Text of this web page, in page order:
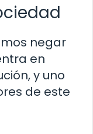
negar
en
y uno
de este